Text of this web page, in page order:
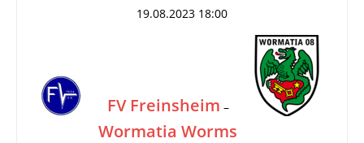
19.08.2023 18:00
FV Freinsheim –
Wormatia Worms